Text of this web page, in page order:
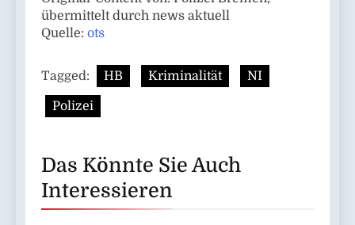
übermittelt durch news aktuell
Quelle: ots
Tagged: HB Kriminalität NI
Polizei
Das Könnte Sie Auch
Interessieren